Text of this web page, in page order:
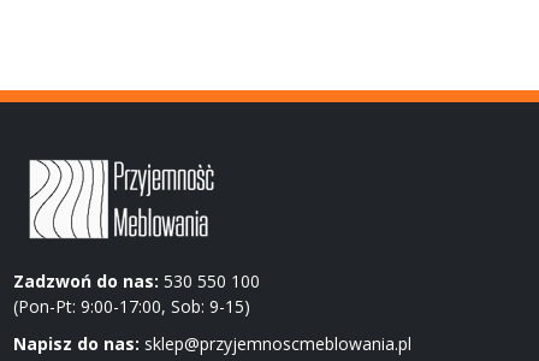
Zadzwoń do nas: 530 550 100
(Pon-Pt: 9:00-17:00, Sob: 9-15)
Napisz do nas: sklep@przyjemnoscmeblowania.pl